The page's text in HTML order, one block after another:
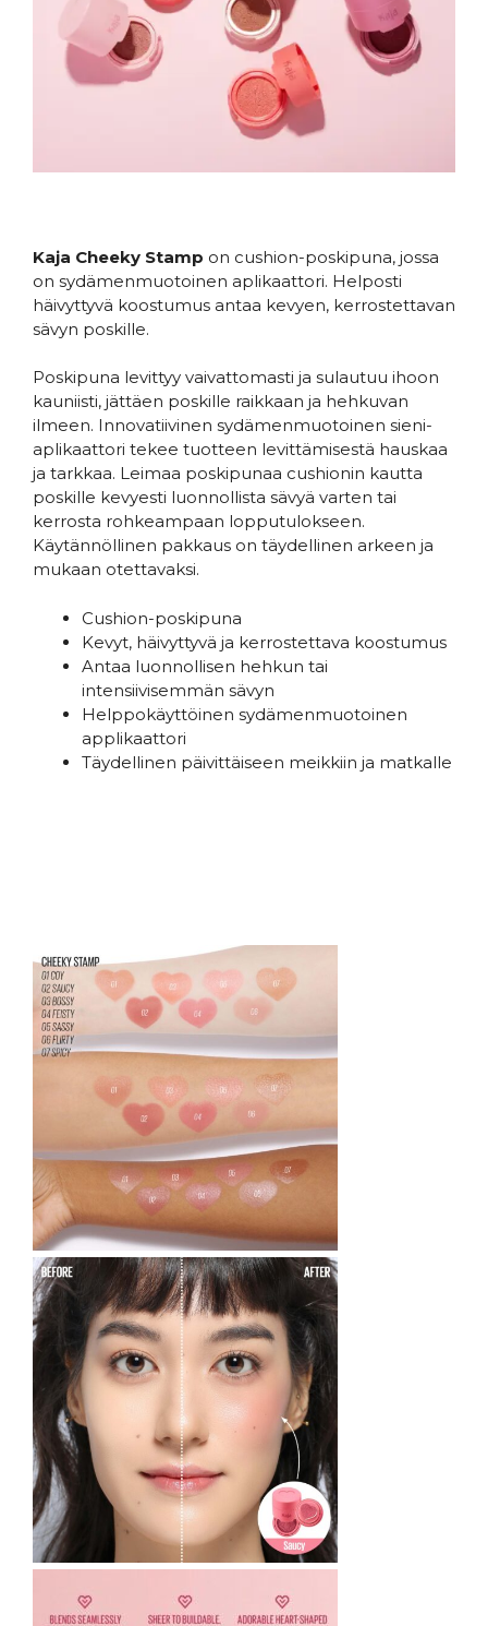
Kaja Cheeky Stamp on cushion-poskipuna, jossa
on sydämenmuotoinen aplikaattori. Helposti
häivyttyvä koostumus antaa kevyen, kerrostettavan
sävyn poskille.
Poskipuna levittyy vaivattomasti ja sulautuu ihoon
kauniisti, jättäen poskille raikkaan ja hehkuvan
ilmeen. Innovatiivinen sydämenmuotoinen sieni-
aplikaattori tekee tuotteen levittämisestä hauskaa
ja tarkkaa. Leimaa poskipunaa cushionin kautta
poskille kevyesti luonnollista sävyä varten tai
kerrosta rohkeampaan lopputulokseen.
Käytännöllinen pakkaus on täydellinen arkeen ja
mukaan otettavaksi.
Cushion-poskipuna
Kevyt, häivyttyvä ja kerrostettava koostumus
Antaa luonnollisen hehkun tai
intensiivisemmän sävyn
Helppokäyttöinen sydämenmuotoinen
applikaattori
Täydellinen päivittäiseen meikkiin ja matkalle